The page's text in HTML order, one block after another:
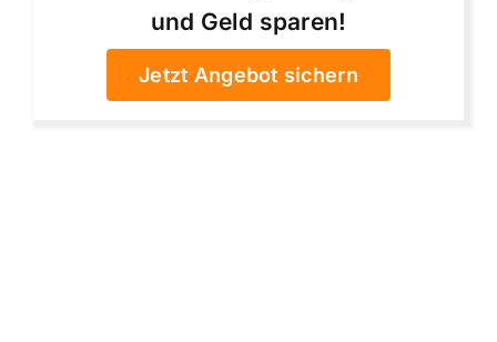
und Geld sparen!
Jetzt Angebot sichern